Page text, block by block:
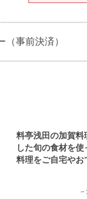
（事前決済）
料亭浅田の加賀
した旬の食材を
料理をご自宅や